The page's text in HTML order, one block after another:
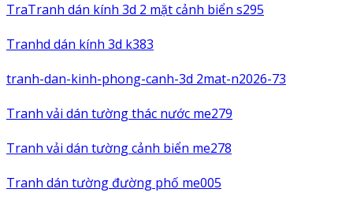
TraTranh dán kính 3d 2 mặt cảnh biển s295
Tranhd dán kính 3d k383
tranh-dan-kinh-phong-canh-3d 2mat-n2026-73
Tranh vải dán tường thác nước me279
Tranh vải dán tường cảnh biển me278
Tranh dán tường đường phố me005